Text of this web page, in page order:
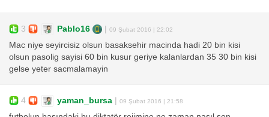
3 Pablo16 09 Şubat 2016 | 22:02
Mac niye seyircisiz olsun basaksehir macinda hadi 20 bin kisi
olsun pasolig sayisi 60 bin kusur geriye kalanlardan 35 30 bin kisi
gelse yeter sacmalamayin
4 yaman_bursa 09 Şubat 2016 | 21:58